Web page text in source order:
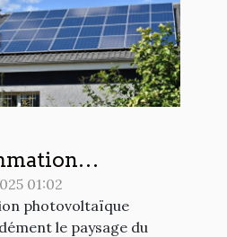
redéfinit-elle
l'énergie ?
01:02
photovoltaïque
le paysage du